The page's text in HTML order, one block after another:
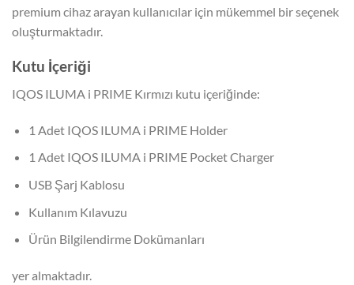
premium cihaz arayan kullanıcılar için mükemmel bir seçenek
oluşturmaktadır.
Kutu İçeriği
IQOS ILUMA i PRIME Kırmızı kutu içeriğinde:
1 Adet IQOS ILUMA i PRIME Holder
1 Adet IQOS ILUMA i PRIME Pocket Charger
USB Şarj Kablosu
Kullanım Kılavuzu
Ürün Bilgilendirme Dokümanları
yer almaktadır.